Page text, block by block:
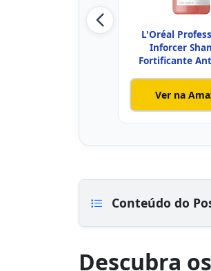
L'Oréal
Inforcer
Fortificante
Ver na
Conteúdo do
Descubra